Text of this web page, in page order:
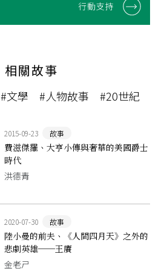
行動支持
相關故事
#文學 #人物故事 #20世紀
2015-09-23 故事
費滋傑羅、大亨小傳與奢華的美國爵士
時代
洪德青
2020-07-30 故事
陸小曼的前夫、《人間四月天》之外的
悲劇英雄──王賡
金老ㄕ